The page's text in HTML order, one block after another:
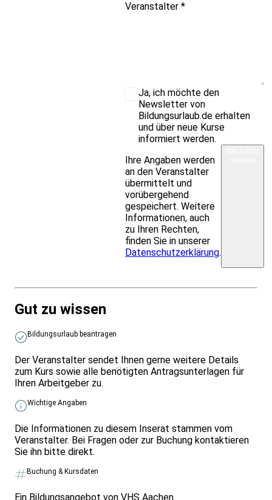
Veranstalter *
Ja, ich möchte den
Newsletter von
Bildungsurlaub.de erhalten
und über neue Kurse
informiert werden.
Ihre Angaben werden
an den Veranstalter
übermittelt und
vorübergehend
gespeichert. Weitere
Informationen, auch
zu Ihren Rechten,
finden Sie in unserer
Datenschutzerklärung.
Gut zu wissen
Bildungsurlaub beantragen
Der Veranstalter sendet Ihnen gerne weitere Details
zum Kurs sowie alle benötigten Antragsunterlagen für
Ihren Arbeitgeber zu.
Wichtige Angaben
Die Informationen zu diesem Inserat stammen vom
Veranstalter. Bei Fragen oder zur Buchung kontaktieren
Sie ihn bitte direkt.
Buchung & Kursdaten
Ein Bildungsangebot von VHS Aachen.